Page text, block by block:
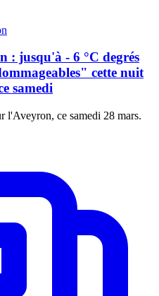
: jusqu'à - 6 °C degrés
cette nuit
samedi
l'Aveyron, ce samedi 28 mars.